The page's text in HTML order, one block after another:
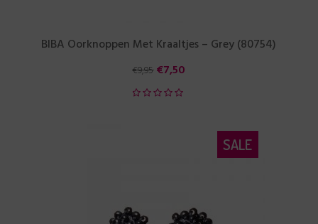
BIBA Oorknoppen Met Kraaltjes – Grey (80754)
€9,95 €7,50
SALE